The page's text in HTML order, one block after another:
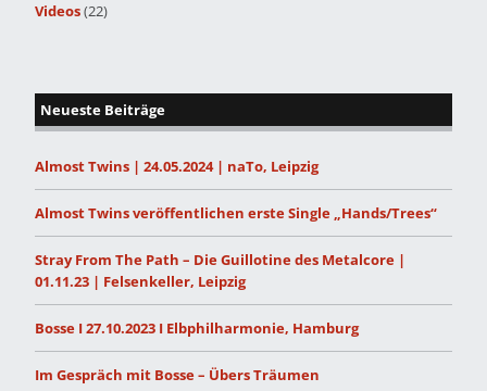
Videos(22)
Neueste Beiträge
Almost Twins | 24.05.2024 | naTo, Leipzig
Almost Twins veröffentlichen erste Single „Hands/Trees“
Stray From The Path – Die Guillotine des Metalcore |
01.11.23 | Felsenkeller, Leipzig
Bosse I 27.10.2023 I Elbphilharmonie, Hamburg
Im Gespräch mit Bosse – Übers Träumen